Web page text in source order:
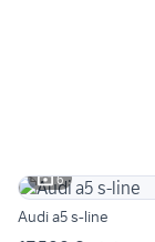
6
Audi a5 s-line